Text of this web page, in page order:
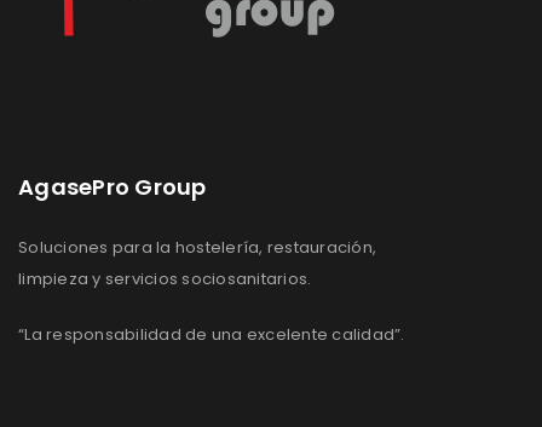
AgasePro Group
Soluciones para la hostelería, restauración,
limpieza y servicios sociosanitarios.
“La responsabilidad de una excelente calidad”.